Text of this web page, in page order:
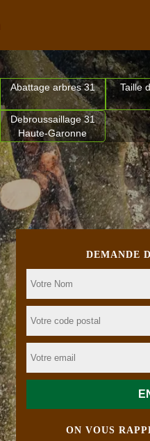
Abattage arbres 31 Taille
Debroussaillage 31
Haute-Garonne
DEMANDE
ON VOUS